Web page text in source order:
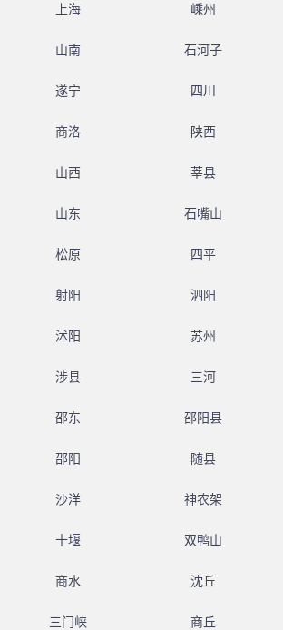
上海 嵊州
山南 石河子
遂宁 四川
商洛 陕西
山西 莘县
山东 石嘴山
松原 四平
射阳 泗阳
沭阳 苏州
涉县 三河
邵东 邵阳县
邵阳 随县
沙洋 神农架
十堰 双鸭山
商水 沈丘
三门峡 商丘